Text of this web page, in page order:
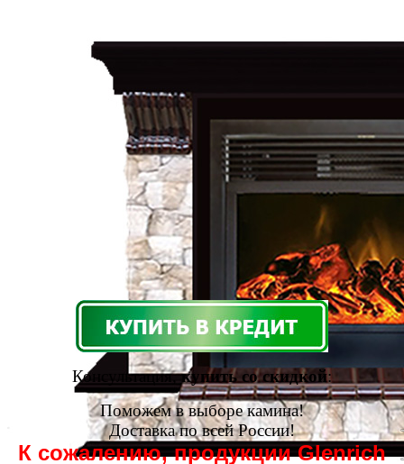
Консультация,купить со скидкой:
Поможем в выборе камина!
Доставка по всей России!
К сожалению, продукции Glenrich